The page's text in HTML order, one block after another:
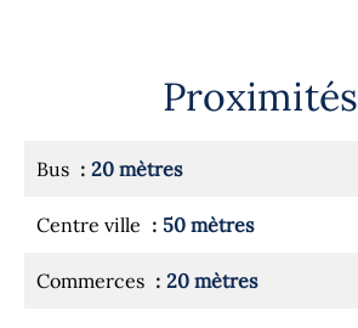
Proximités
Bus 20 mètres
Centre ville 50 mètres
Commerces 20 mètres